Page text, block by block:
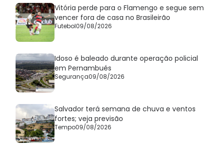
Vitória perde para o Flamengo e segue sem
vencer fora de casa no Brasileirão
Futebol09/08/2026
Idoso é baleado durante operação policial
em Pernambués
Segurança09/08/2026
Salvador terá semana de chuva e ventos
fortes; veja previsão
Tempo09/08/2026